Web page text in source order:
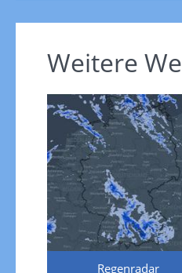
Weitere
Regenradar